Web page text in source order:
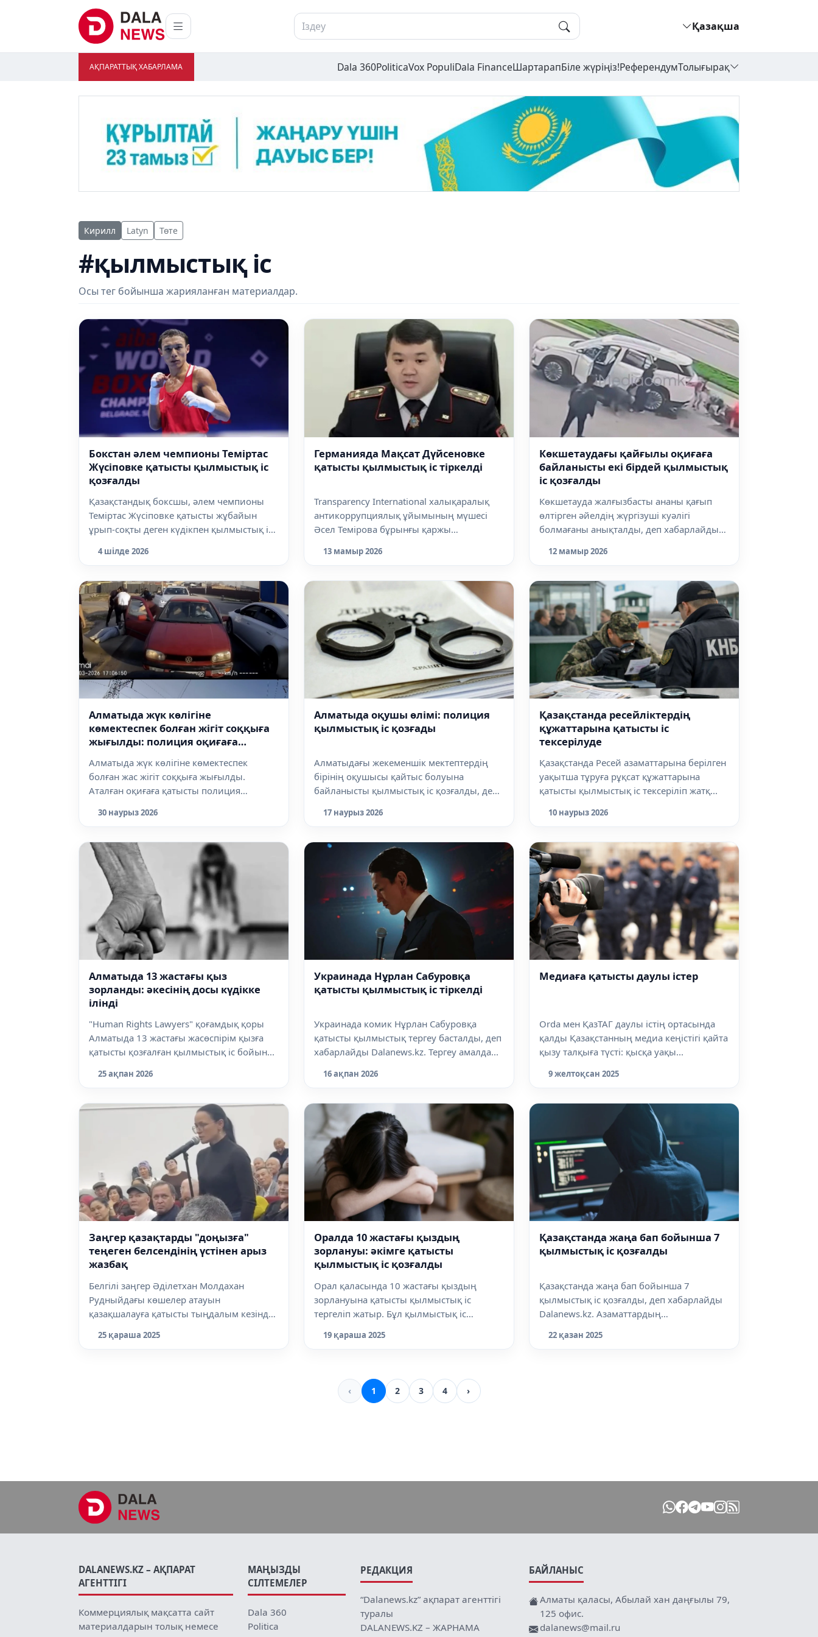
Қазақша
АҚПАРАТТЫҚ ХАБАРЛАМА Dala 360PoliticaVox PopuliDala FinanceШартарапБіле жүріңіз!РеферендумТолығырақ
Кирилл Latyn Төте
#қылмыстық іс
Осы тег бойынша жарияланған материалдар.
Бокстан әлем чемпионы Теміртас
Жүсіповке қатысты қылмыстық іс
қозғалды
Қазақстандық боксшы, әлем чемпионы
Теміртас Жүсіповке қатысты жұбайын
ұрып-соқты деген күдікпен қылмыстық іс
4 шілде 2026
Германияда Мақсат Дүйсеновке
қатысты қылмыстық іс тіркелді
Transparency International халықаралық
антикоррупциялық ұйымының мүшесі
Әсел Темірова бұрынғы қаржы
13 мамыр 2026
Көкшетаудағы қайғылы оқиғаға
байланысты екі бірдей қылмыстық
іс қозғалды
Көкшетауда жалғызбасты ананы қағып
өлтірген әйелдің жүргізуші куәлігі
болмағаны анықталды, деп хабарлайды
12 мамыр 2026
Алматыда жүк көлігіне
көмектеспек болған жігіт соққыға
жығылды: полиция оқиғаға
Алматыда жүк көлігіне көмектеспек
болған жас жігіт соққыға жығылды.
Аталған оқиғаға қатысты полиция
30 наурыз 2026
Алматыда оқушы өлімі: полиция
қылмыстық іс қозғады
Алматыдағы жекеменшік мектептердің
бірінің оқушысы қайтыс болуына
байланысты қылмыстық іс қозғалды, деп
17 наурыз 2026
Қазақстанда ресейліктердің
құжаттарына қатысты іс
тексерілуде
Қазақстанда Ресей азаматтарына берілген
уақытша тұруға рұқсат құжаттарына
қатысты қылмыстық іс тексеріліп жатқ...
10 наурыз 2026
Алматыда 13 жастағы қыз
зорланды: әкесінің досы күдікке
ілінді
"Human Rights Lawyers" қоғамдық қоры
Алматыда 13 жастағы жасөспірім қызға
қатысты қозғалған қылмыстық іс бойын...
25 ақпан 2026
Украинада Нұрлан Сабуровқа
қатысты қылмыстық іс тіркелді
Украинада комик Нұрлан Сабуровқа
қатысты қылмыстық тергеу басталды, деп
хабарлайды Dalanews.kz. Тергеу амалда...
16 ақпан 2026
Медиаға қатысты даулы істер
Orda мен ҚазТАГ даулы істің ортасында
қалды Қазақстанның медиа кеңістігі қайта
қызу талқыға түсті: қысқа уақы...
9 желтоқсан 2025
Заңгер қазақтарды "доңызға"
теңеген белсендінің үстінен арыз
жазбақ
Белгілі заңгер Әділетхан Молдахан
Рудныйдағы көшелер атауын
қазақшалауға қатысты тыңдалым кезінде
25 қараша 2025
Оралда 10 жастағы қыздың
зорлануы: әкімге қатысты
қылмыстық іс қозғалды
Орал қаласында 10 жастағы қыздың
зорлануына қатысты қылмыстық іс
тергеліп жатыр. Бұл қылмыстық іс
19 қараша 2025
Қазақстанда жаңа бап бойынша 7
қылмыстық іс қозғалды
Қазақстанда жаңа бап бойынша 7
қылмыстық іс қозғалды, деп хабарлайды
Dalanews.kz. Азаматтардың
22 қазан 2025
‹ 1 2 3 4 ›
DALANEWS.KZ – АҚПАРАТ
АГЕНТТІГІ
Коммерциялық мақсатта сайт
материалдарын толық немесе
МАҢЫЗДЫ
СІЛТЕМЕЛЕР
Dala 360
Politica
РЕДАКЦИЯ
“Dalanews.kz” ақпарат агенттігі
туралы
DALANEWS.KZ – ЖАРНАМА
БАЙЛАНЫС
Алматы қаласы, Абылай хан даңғылы 79,
125 офис.
dalanews@mail.ru